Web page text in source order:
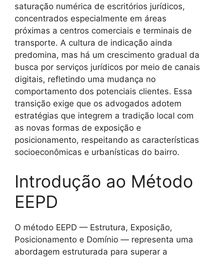
saturação numérica de escritórios jurídicos,
concentrados especialmente em áreas
próximas a centros comerciais e terminais de
transporte. A cultura de indicação ainda
predomina, mas há um crescimento gradual da
busca por serviços jurídicos por meio de canais
digitais, refletindo uma mudança no
comportamento dos potenciais clientes. Essa
transição exige que os advogados adotem
estratégias que integrem a tradição local com
as novas formas de exposição e
posicionamento, respeitando as características
socioeconômicas e urbanísticas do bairro.
Introdução ao Método
EEPD
O método EEPD — Estrutura, Exposição,
Posicionamento e Domínio — representa uma
abordagem estruturada para superar a